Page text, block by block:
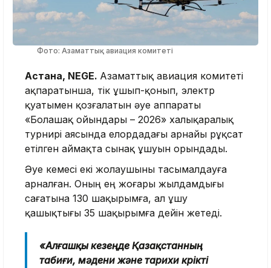
Фото: Азаматтық авиация комитеті
Астана, NEGE. Азаматтық авиация комитеті
ақпаратынша, тік ұшып-қонып, электр
қуатымен қозғалатын әуе аппараты
«Болашақ ойындары – 2026» халықаралық
турнирі аясында елордадағы арнайы рұқсат
етілген аймақта сынақ ұшуын орындады.
Әуе кемесі екі жолаушыны тасымалдауға
арналған. Оның ең жоғары жылдамдығы
сағатына 130 шақырымға, ал ұшу
қашықтығы 35 шақырымға дейін жетеді.
«Алғашқы кезеңде Қазақстанның
табиғи, мәдени және тарихи көрікті